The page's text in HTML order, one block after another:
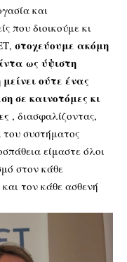
και
που διοικούμε κι
στοχεύουμε ακόμη
ως ύψιστη
ούτε ένας
σε καινοτόμες κι
, διασφαλίζοντας,
συστήματος
είμαστε όλοι
στον κάθε
τον κάθε ασθενή